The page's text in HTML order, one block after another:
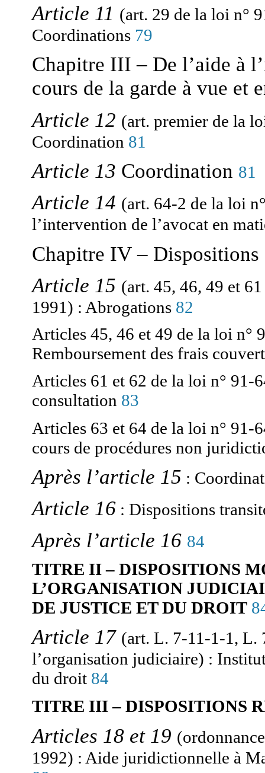
Article 11 (art. 29 de la loi n°
Coordinations 79
Chapitre III – De l’aide à
cours de la garde à vue et
Article 12 (art. premier de la
Coordination 81
Article 13 Coordination 81
Article 14 (art. 64-2 de la loi
l’intervention de l’avocat en
Chapitre IV –
Article 15 (art. 45, 46, 49 et
1991) : Abrogations 82
Articles 45, 46 et 49 de la loi n°
Remboursement des frais
Articles 61 et 62 de la loi n° 91-
consultation 83
Articles 63 et 64 de la loi n° 91-
cours de procédures non
Après l’article 15 :
Article 16 : Dispositions
Après l’article 16 84
TITRE II – DISPOSITIONS
L’ORGANISATION
DE JUSTICE ET DU DROIT
Article 17 (art. L. 7-11-1-1, L.
l’organisation judiciaire) :
du droit 84
TITRE III – DISPOSITIONS
Articles 18 et 19
1992) : Aide juridictionnelle à